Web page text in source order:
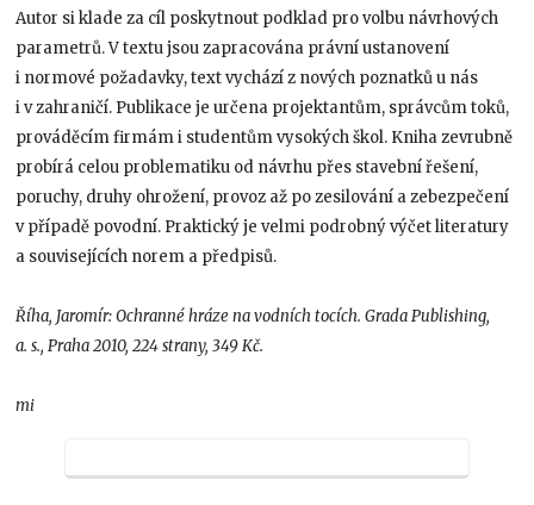
Autor si klade za cíl poskytnout podklad pro volbu návrhových
parametrů. V textu jsou zapracována právní ustanovení
i normové požadavky, text vychází z nových poznatků u nás
i v zahraničí. Publikace je určena projektantům, správcům toků,
prováděcím firmám i studentům vysokých škol. Kniha zevrubně
probírá celou problematiku od návrhu přes stavební řešení,
poruchy, druhy ohrožení, provoz až po zesilování a zebezpečení
v případě povodní. Praktický je velmi podrobný výčet literatury
a souvisejících norem a předpisů.
Říha, Jaromír: Ochranné hráze na vodních tocích. Grada Publishing,
a. s., Praha 2010, 224 strany, 349 Kč.
mi